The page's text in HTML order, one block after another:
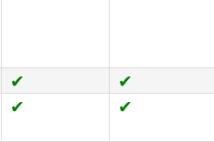
✔
✔
✔ ✔